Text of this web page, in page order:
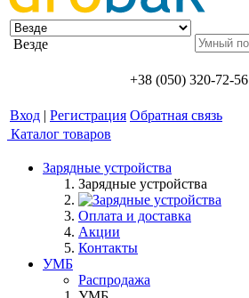
Везде
+38 (050) 320-72-56
Вход | Регистрация Обратная связь
Каталог товаров
Зарядные устройства
Зарядные устройства
Оплата и доставка
Акции
Контакты
УМБ
Распродажа